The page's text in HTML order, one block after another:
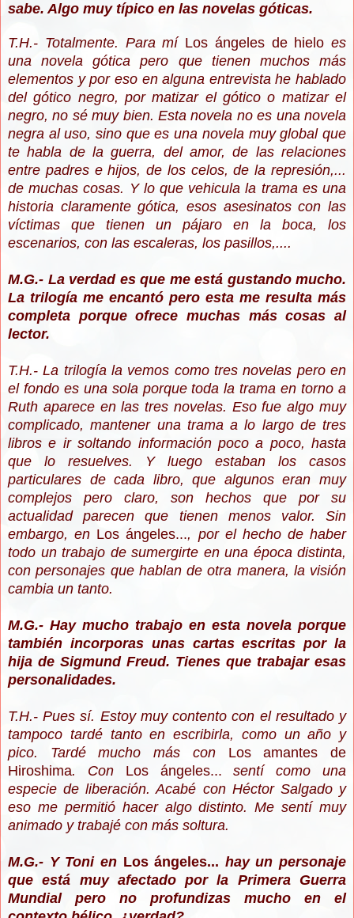
sabe. Algo muy típico en las novelas góticas.
T.H.- Totalmente. Para mí Los ángeles de hielo es
una novela gótica pero que tienen muchos más
elementos y por eso en alguna entrevista he hablado
del gótico negro, por matizar el gótico o matizar el
negro, no sé muy bien. Esta novela no es una novela
negra al uso, sino que es una novela muy global que
te habla de la guerra, del amor, de las relaciones
entre padres e hijos, de los celos, de la represión,...
de muchas cosas. Y lo que vehicula la trama es una
historia claramente gótica, esos asesinatos con las
víctimas que tienen un pájaro en la boca, los
escenarios, con las escaleras, los pasillos,....
M.G.- La verdad es que me está gustando mucho.
La trilogía me encantó pero esta me resulta más
completa porque ofrece muchas más cosas al
lector.
T.H.- La trilogía la vemos como tres novelas pero en
el fondo es una sola porque toda la trama en torno a
Ruth aparece en las tres novelas. Eso fue algo muy
complicado, mantener una trama a lo largo de tres
libros e ir soltando información poco a poco, hasta
que lo resuelves. Y luego estaban los casos
particulares de cada libro, que algunos eran muy
complejos pero claro, son hechos que por su
actualidad parecen que tienen menos valor. Sin
embargo, en Los ángeles..., por el hecho de haber
todo un trabajo de sumergirte en una época distinta,
con personajes que hablan de otra manera, la visión
cambia un tanto.
M.G.- Hay mucho trabajo en esta novela porque
también incorporas unas cartas escritas por la
hija de Sigmund Freud. Tienes que trabajar esas
personalidades.
T.H.- Pues sí. Estoy muy contento con el resultado y
tampoco tardé tanto en escribirla, como un año y
pico. Tardé mucho más con Los amantes de
Hiroshima. Con Los ángeles...sentí como una
especie de liberación. Acabé con Héctor Salgado y
eso me permitió hacer algo distinto. Me sentí muy
animado y trabajé con más soltura.
M.G.- Y Toni en Los ángeles... hay un personaje
que está muy afectado por la Primera Guerra
Mundial pero no profundizas mucho en el